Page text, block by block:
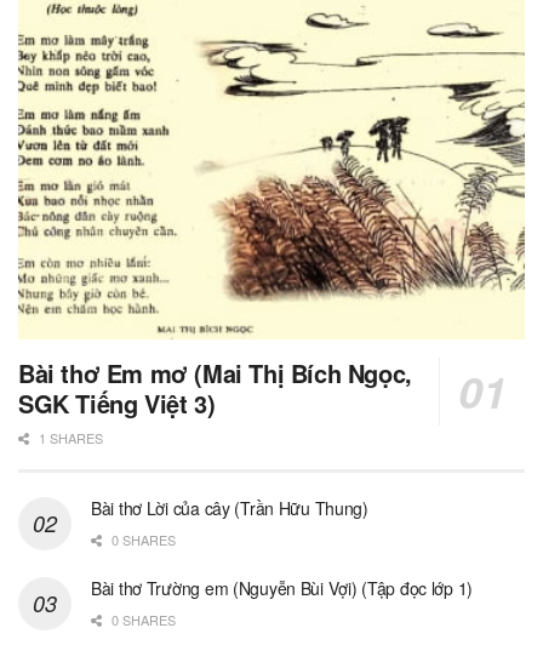
Bài thơ Em mơ (Mai Thị Bích Ngọc,
SGK Tiếng Việt 3)
1 SHARES
Bài thơ Lời của cây (Trần Hữu Thung)
0 SHARES
Bài thơ Trường em (Nguyễn Bùi Vợi) (Tập đọc lớp 1)
0 SHARES